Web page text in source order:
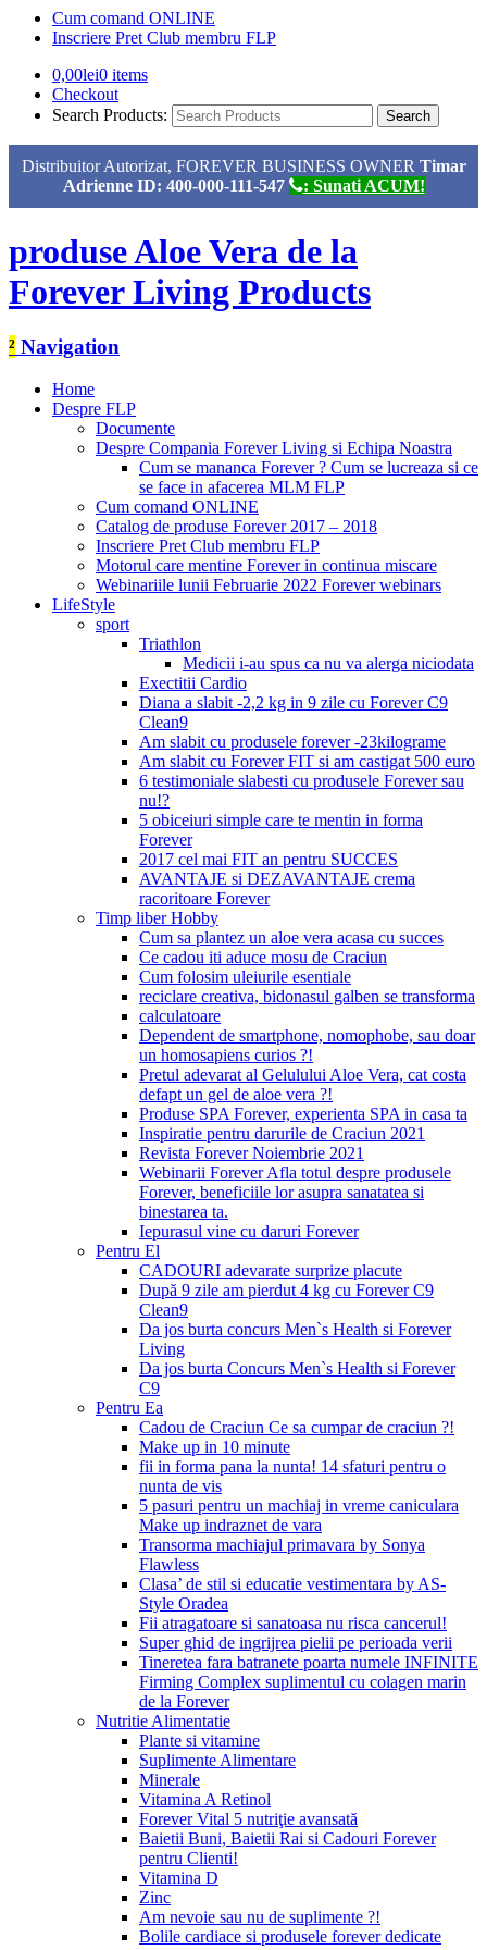
Cum comand ONLINE
Inscriere Pret Club membru FLP
0,00lei0 items
Checkout
Search Products:
Distribuitor Autorizat, FOREVER BUSINESS OWNER Timar
Adrienne ID: 400-000-111-547
: Sunati ACUM!
produse Aloe Vera de la
Forever Living Products
² Navigation
Home
Despre FLP
Documente
Despre Compania Forever Living si Echipa Noastra
Cum se mananca Forever ? Cum se lucreaza si ce
se face in afacerea MLM FLP
Cum comand ONLINE
Catalog de produse Forever 2017 – 2018
Inscriere Pret Club membru FLP
Motorul care mentine Forever in continua miscare
Webinariile lunii Februarie 2022 Forever webinars
LifeStyle
sport
Triathlon
Medicii i-au spus ca nu va alerga niciodata
Exectitii Cardio
Diana a slabit -2,2 kg in 9 zile cu Forever C9
Clean9
Am slabit cu produsele forever -23kilograme
Am slabit cu Forever FIT si am castigat 500 euro
6 testimoniale slabesti cu produsele Forever sau
nu!?
5 obiceiuri simple care te mentin in forma
Forever
2017 cel mai FIT an pentru SUCCES
AVANTAJE si DEZAVANTAJE crema
racoritoare Forever
Timp liber Hobby
Cum sa plantez un aloe vera acasa cu succes
Ce cadou iti aduce mosu de Craciun
Cum folosim uleiurile esentiale
reciclare creativa, bidonasul galben se transforma
calculatoare
Dependent de smartphone, nomophobe, sau doar
un homosapiens curios ?!
Pretul adevarat al Gelulului Aloe Vera, cat costa
defapt un gel de aloe vera ?!
Produse SPA Forever, experienta SPA in casa ta
Inspiratie pentru darurile de Craciun 2021
Revista Forever Noiembrie 2021
Webinarii Forever Afla totul despre produsele
Forever, beneficiile lor asupra sanatatea si
binestarea ta.
Iepurasul vine cu daruri Forever
Pentru El
CADOURI adevarate surprize placute
După 9 zile am pierdut 4 kg cu Forever C9
Clean9
Da jos burta concurs Men`s Health si Forever
Living
Da jos burta Concurs Men`s Health si Forever
C9
Pentru Ea
Cadou de Craciun Ce sa cumpar de craciun ?!
Make up in 10 minute
fii in forma pana la nunta! 14 sfaturi pentru o
nunta de vis
5 pasuri pentru un machiaj in vreme caniculara
Make up indraznet de vara
Transorma machiajul primavara by Sonya
Flawless
Clasa’ de stil si educatie vestimentara by AS-
Style Oradea
Fii atragatoare si sanatoasa nu risca cancerul!
Super ghid de ingrijrea pielii pe perioada verii
Tineretea fara batranete poarta numele INFINITE
Firming Complex suplimentul cu colagen marin
de la Forever
Nutritie Alimentatie
Plante si vitamine
Suplimente Alimentare
Minerale
Vitamina A Retinol
Forever Vital 5 nutriţie avansată
Baietii Buni, Baietii Rai si Cadouri Forever
pentru Clienti!
Vitamina D
Zinc
Am nevoie sau nu de suplimente ?!
Bolile cardiace si produsele forever dedicate